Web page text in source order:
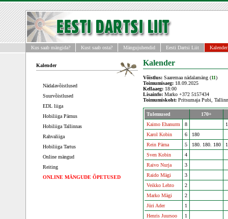
Kus saab mängida? Kust saab osta? Mängujuhendid Eesti Dartsi Liit Kalender
Kalender
Nädalavõistlused
Suurvõistlused
EDL liiga
Hobiliiga Pärnus
Hobiliiga Tallinnas
Rahvaliiga
Hobiliiga Tartus
Online mängud
Reiting
ONLINE MÄNGUDE ÕPETUSED
Kalender
Võistlus: Saaremaa nädalamäng (11)
Toimumisaeg: 18.09.2025
Kellaaeg: 18:00
Lisainfo: Marko +372 5157434
Toimumiskoht: Pritsumaja Pubi,
Tulemused
170+
Kaimo Ehanurm
8
Karol Kobin
6
180
Rein Pärna
5 180. 180. 180
Sven Kobin
4
Raivo Nurja
3
Raido Mägi
3
Veikko Lehto
2
Marko Mägi
2
Jüri Ader
1
Henris Juursoo
1